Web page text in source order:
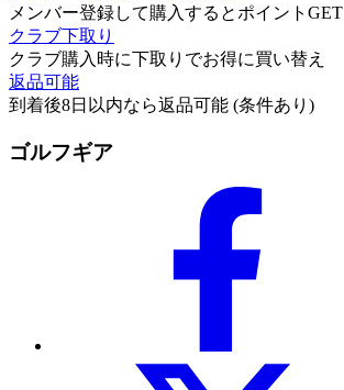
メンバー登録して購入するとポイントGET
クラブ下取り
クラブ購入時に下取りでお得に買い替え
返品可能
到着後8日以内なら返品可能 (条件あり)
ゴルフギア